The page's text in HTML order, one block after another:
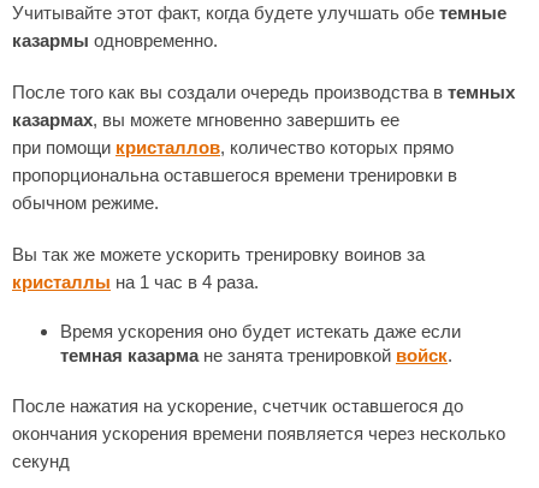
Учитывайте этот факт, когда будете улучшать обе темные
казармы одновременно.
После того как вы создали очередь производства в темных
казармах, вы можете мгновенно завершить ее
при помощи кристаллов, количество которых прямо
пропорциональна оставшегося времени тренировки в
обычном режиме.
Вы так же можете ускорить тренировку воинов за
кристаллы на 1 час в 4 раза.
Время ускорения оно будет истекать даже если
темная казармане занята тренировкой войск.
После нажатия на ускорение, счетчик оставшегося до
окончания ускорения времени появляется через несколько
секунд